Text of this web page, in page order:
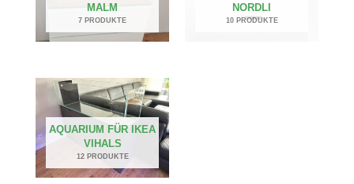
MALM
7 PRODUKTE
NORDLI
10 PRODUKTE
AQUARIUM FÜR IKEA
VIHALS
12 PRODUKTE